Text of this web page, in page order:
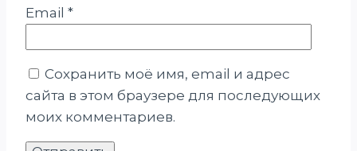
Email *
Сохранить моё имя, email и адрес
сайта в этом браузере для последующих
моих комментариев.